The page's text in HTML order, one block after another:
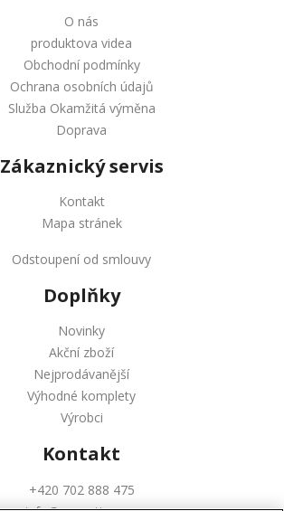
O nás
produktova videa
Obchodní podmínky
Ochrana osobních údajů
Služba Okamžitá výměna
Doprava
Zákaznický servis
Kontakt
Mapa stránek
Odstoupení od smlouvy
Doplňky
Novinky
Akční zboží
Nejprodávanější
Výhodné komplety
Výrobci
Kontakt
+420 702 888 475